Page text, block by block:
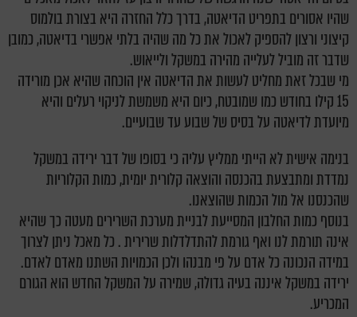
שהיו אסורים בתפריט הדיאטה, בדרך כלל החזרה היא בצורת בולמוס
קיצוני ורצון להספיק לאכול את כל מה שהיה בלתי אפשרי בדיאטה, כמובן
שדבר זה מוביל לעלייה מהירה במשקל ולייאוש.
מי שבכל זאת מחליט לעשות את הדיאטה אין הוכחה שהיא אכן מורידה
15 קילו בחודש כמו שמובטח, כיום היא משמשת לניקוי רעלים והיא
מיועדת לדיאטה על בסיס של שבוע עד שבועיים.
בנימה אישית לא הייתי ממליץ עליה כי בסופו של דבר ירידה במשקל
נמדדת ומתבצעת בהכנסה והוצאה קלורית יומית, כמות הקלוריות
שהכנסנו אל מול הכמות שהוצאנו.
בנוסף כמות החלבון המסייעת לבניית מערכת השרירים מעטה כך שהיא
אינה תורמת לנו ואף גורמת להתדלדלות שרירית . כל מאכל ניתן לצרוך
במידה הנכונה כל אדם על פי מבנהו ולכן הכמויות השתנו מאדם לאדם.
ירידה במשקל איננה בעיה גדולה, שמירה על המשקל החדש הוא הגורם
המכריע.